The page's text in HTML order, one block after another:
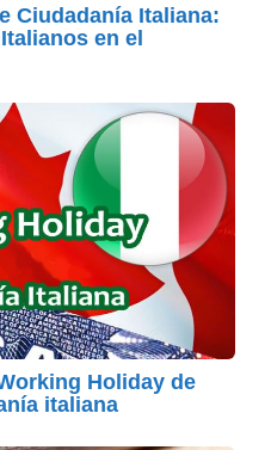
Ciudadanía Italiana:
en el
Holiday de
italiana